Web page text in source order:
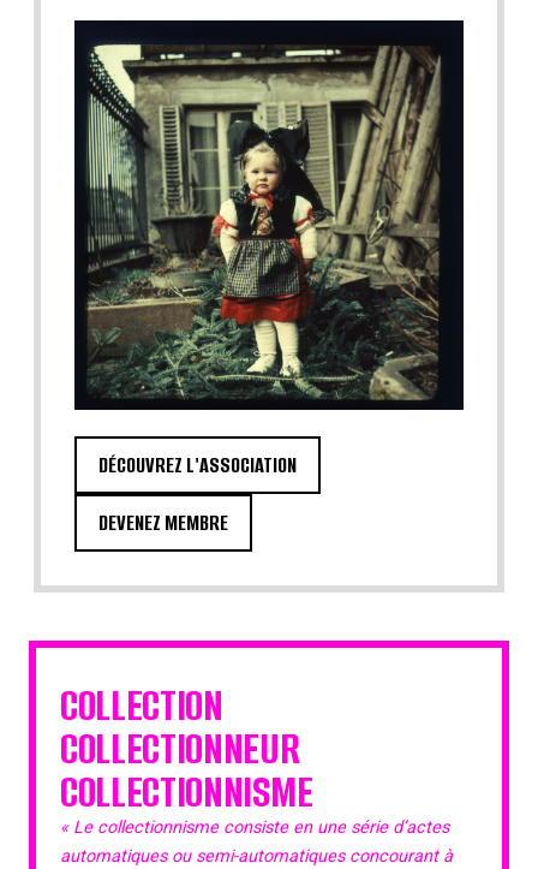
DÉCOUVREZ L'ASSOCIATION
DEVENEZ MEMBRE
COLLECTION
COLLECTIONNEUR
COLLECTIONNISME
« Le collectionnisme consiste en une série d’actes
automatiques ou semi-automatiques concourant à